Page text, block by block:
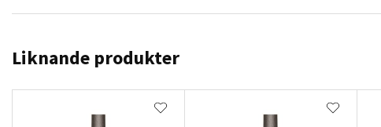
Liknande produkter